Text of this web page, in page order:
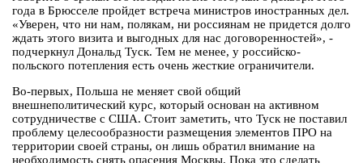
года в Брюсселе пройдет встреча министров иностранных дел.
«Уверен, что ни нам, полякам, ни россиянам не придется долго
ждать этого визита и выгодных для нас договоренностей», -
подчеркнул Дональд Туск. Тем не менее, у российско-
польского потепления есть очень жесткие ограничители.
Во-первых, Польша не меняет свой общий
внешнеполитический курс, который основан на активном
сотрудничестве с США. Стоит заметить, что Туск не поставил
проблему целесообразности размещения элементов ПРО на
территории своей страны, он лишь обратил внимание на
необходимость снять опасения Москвы. Пока это сделать